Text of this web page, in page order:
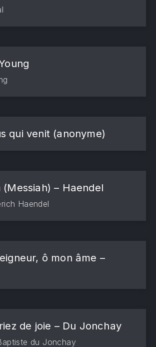
qui venit (anonyme)
(Messiah) – Haendel
Haendel
ô mon âme –
de joie – Du Jonchay
du Jonchay